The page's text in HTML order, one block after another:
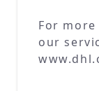
For
our